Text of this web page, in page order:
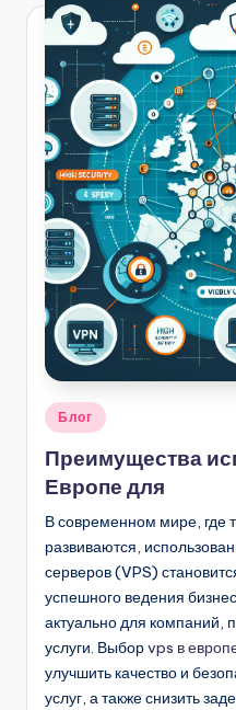
Опубликовано
Блог
Преимущества
Европе для
В современном мире, где
развиваются,
серверов (VPS)
успешного ведения
актуально для компаний,
услуги. Выборvps в
улучшить качество и
услуг, а также снизить